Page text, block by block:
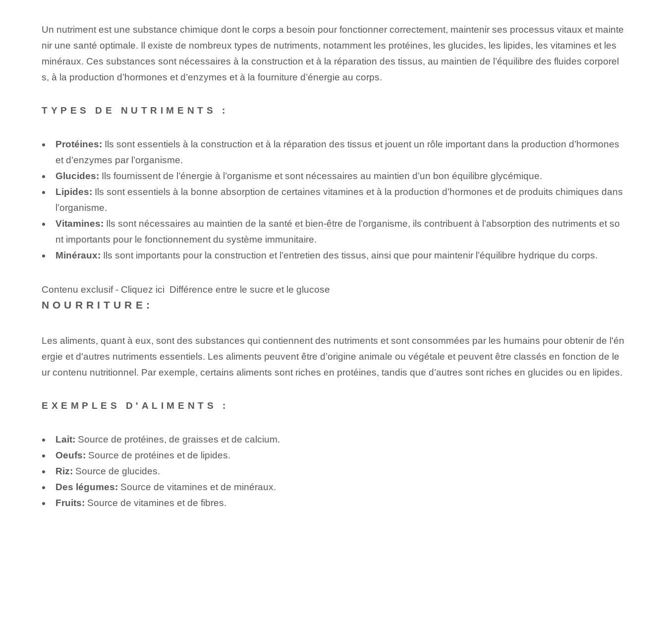
Un nutriment est une substance chimique dont le corps a besoin pour fonctionner correctement, maintenir ses processus vitaux et mainte
nir une santé optimale. Il existe de nombreux types de nutriments, notamment les protéines, les glucides, les lipides, les vitamines et les
minéraux. Ces substances sont nécessaires à la construction et à la réparation des tissus, au maintien de l’équilibre des fluides corporel
s, à la production d’hormones et d’enzymes et à la fourniture d’énergie au corps.
TYPES DE NUTRIMENTS :
Protéines: Ils sont essentiels à la construction et à la réparation des tissus et jouent un rôle important dans la production d’hormones
et d’enzymes par l’organisme.
Glucides: Ils fournissent de l’énergie à l’organisme et sont nécessaires au maintien d’un bon équilibre glycémique.
Lipides: Ils sont essentiels à la bonne absorption de certaines vitamines et à la production d’hormones et de produits chimiques dans
l’organisme.
Vitamines: Ils sont nécessaires au maintien de la santé et bien-être de l’organisme, ils contribuent à l’absorption des nutriments et so
nt importants pour le fonctionnement du système immunitaire.
Minéraux: Ils sont importants pour la construction et l’entretien des tissus, ainsi que pour maintenir l’équilibre hydrique du corps.
Contenu exclusif - Cliquez ici Différence entre le sucre et le glucose
NOURRITURE:
Les aliments, quant à eux, sont des substances qui contiennent des nutriments et sont consommées par les humains pour obtenir de l'én
ergie et d'autres nutriments essentiels. Les aliments peuvent être d’origine animale ou végétale et peuvent être classés en fonction de le
ur contenu nutritionnel. Par exemple, certains aliments sont riches en protéines, tandis que d’autres sont riches en glucides ou en lipides.
EXEMPLES D'ALIMENTS :
Lait: Source de protéines, de graisses et de calcium.
Oeufs: Source de protéines et de lipides.
Riz: Source de glucides.
Des légumes: Source de vitamines et de minéraux.
Fruits: Source de vitamines et de fibres.